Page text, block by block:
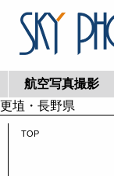
航空写真撮影
更埴・長野県
TOP